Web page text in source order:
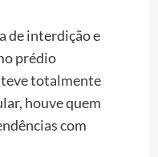
de interdição e
prédio
totalmente
houve quem
com